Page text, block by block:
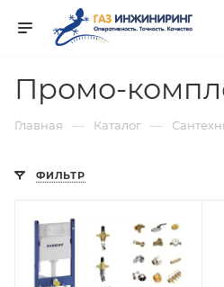
Промо-
Главная — Каталог —
ФИЛЬТР